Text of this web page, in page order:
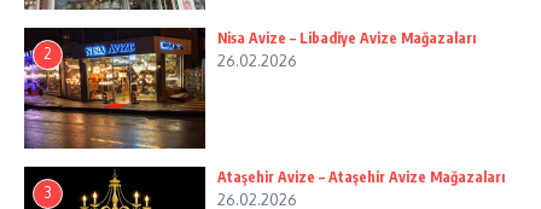
2
Nisa Avize – Libadiye Avize Mağazaları
26.02.2026
3
Ataşehir Avize – Ataşehir Avize Mağazaları
26.02.2026